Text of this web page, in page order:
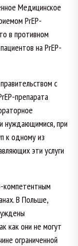
Медицинское
PrEP-
в противном
на PrEP-
с
препарата
нуждающимися, при
к одному из
эти услуги
компетентным
В Польше,
как они не могут
ограниченной